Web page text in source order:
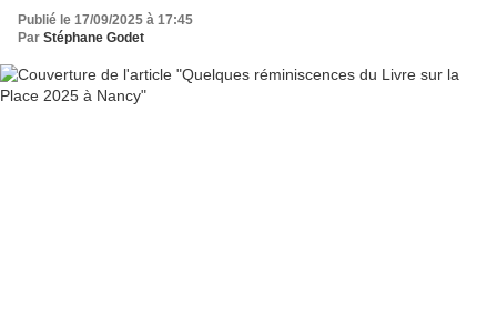
Publié le 17/09/2025 à 17:45
Par Stéphane Godet